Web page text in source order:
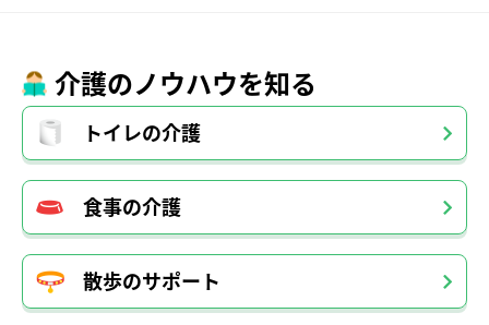
介護のノウハウを知る
トイレの介護
食事の介護
散歩のサポート